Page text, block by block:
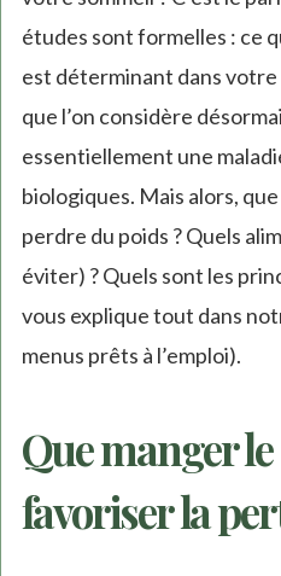
études sont formelles : ce
est déterminant dans
que l’on considère
essentiellement une
biologiques. Mais alors,
perdre du poids ? Quels
éviter) ? Quels sont les
vous explique tout dans
menus prêts à l’emploi).
Que manger
favoriser la